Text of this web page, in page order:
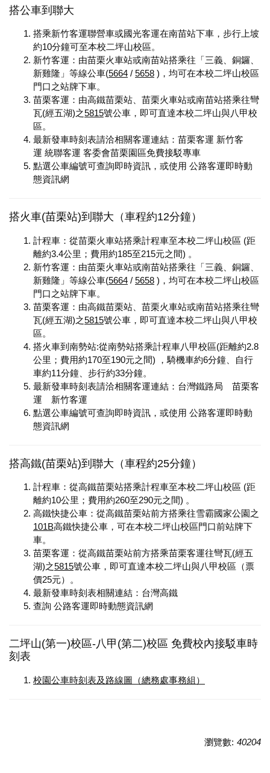
搭公車到聯大
搭乘新竹客運聯營車或國光客運在南苗站下車，步行上坡
約10分鐘可至本校二坪山校區。
新竹客運：由苗栗火車站或南苗站搭乘往「三義、銅鑼、
新雞隆」等線公車(5664 / 5658 )，均可在本校二坪山校區
門口之站牌下車。
苗栗客運：由高鐵苗栗站、苗栗火車站或南苗站搭乘往彎
瓦(經五湖)之5815號公車，即可直達本校二坪山與八甲校
區。
最新發車時刻表請洽相關客運連結： 苗栗客運 新竹客
運 統聯客運 客委會苗栗園區免費接駁專車
點選公車編號可查詢即時資訊，或使用 公路客運即時動
態資訊網
搭火車(苗栗站)到聯大（車程約12分鐘）
計程車：從苗栗火車站搭乘計程車至本校二坪山校區 (距
離約3.4公里；費用約185至215元之間) 。
新竹客運：由苗栗火車站或南苗站搭乘往「三義、銅鑼、
新雞隆」等線公車(5664 / 5658 )，均可在本校二坪山校區
門口之站牌下車。
苗栗客運：由高鐵苗栗站、苗栗火車站或南苗站搭乘往彎
瓦(經五湖)之5815號公車，即可直達本校二坪山與八甲校
區。
搭火車到南勢站:從南勢站搭乘計程車八甲校區(距離約2.8
公里；費用約170至190元之間) ，騎機車約6分鐘、自行
車約11分鐘、步行約33分鐘。
最新發車時刻表請洽相關客運連結： 台灣鐵路局
苗栗客
運
新竹客運
點選公車編號可查詢即時資訊，或使用 公路客運即時動
態資訊網
搭高鐵(苗栗站)到聯大（車程約25分鐘）
計程車：從高鐵苗栗站搭乘計程車至本校二坪山校區 (距
離約10公里；費用約260至290元之間) 。
高鐵快捷公車：從高鐵苗栗站前方搭乘往雪霸國家公園之
101B高鐵快捷公車，可在本校二坪山校區門口前站牌下
車。
苗栗客運：從高鐵苗栗站前方搭乘苗栗客運往彎瓦(經五
湖)之5815號公車，即可直達本校二坪山與八甲校區（票
價25元）。
最新發車時刻表相關連結： 台灣高鐵
查詢 公路客運即時動態資訊網
二坪山(第一)校區-八甲(第二)校區 免費校內接駁車時
刻表
校園公車時刻表及路線圖（總務處事務組）
瀏覽數: 40204